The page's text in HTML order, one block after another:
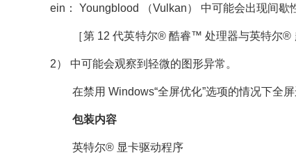
ein： Youngblood （Vulkan） 中可能会出现间歇
［第 12 代英特尔® 酷睿™ 处理器与英特尔®
2） 中可能会观察到轻微的图形异常。
在禁用 Windows“全屏优化”选项的情况下全屏
包装内容
英特尔® 显卡驱动程序